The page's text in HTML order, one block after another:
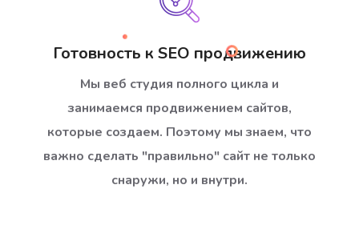
Готовность к SEO продвижению
Мы веб студия полного цикла и
занимаемся продвижением сайтов,
которые создаем. Поэтому мы знаем, что
важно сделать "правильно" сайт не только
снаружи, но и внутри.